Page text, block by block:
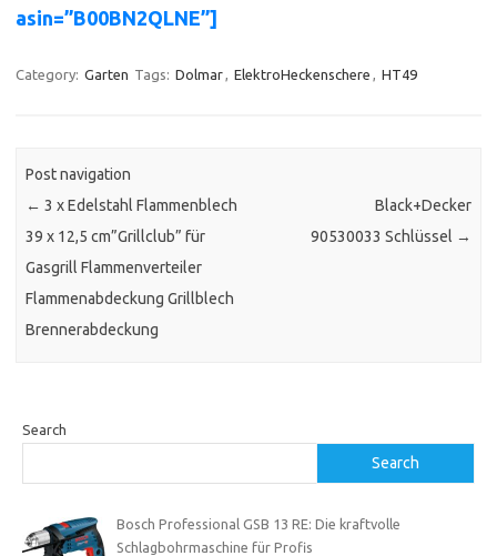
asin=”B00BN2QLNE”]
Category: Garten Tags: Dolmar, ElektroHeckenschere , HT49
Post navigation
← 3 x Edelstahl Flammenblech
39 x 12,5 cm”Grillclub” für
Gasgrill Flammenverteiler
Flammenabdeckung Grillblech
Brennerabdeckung
Black+Decker
90530033 Schlüssel →
Search
Search
Bosch Professional GSB 13 RE: Die kraftvolle
Schlagbohrmaschine für Profis